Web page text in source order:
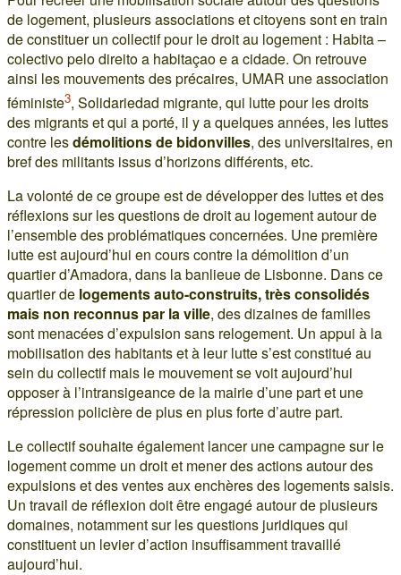
de logement, plusieurs associations et citoyens sont en train
de constituer un collectif pour le droit au logement : Habita –
colectivo pelo direito a habitaçao e a cidade. On retrouve
ainsi les mouvements des précaires, UMAR une association
féministe3, Solidariedad migrante, qui lutte pour les droits
des migrants et qui a porté, il y a quelques années, les luttes
contre lesdémolitions de bidonvilles, des universitaires, en
bref des militants issus d’horizons différents, etc.
La volonté de ce groupe est de développer des luttes et des
réflexions sur les questions de droit au logement autour de
l’ensemble des problématiques concernées. Une première
lutte est aujourd’hui en cours contre la démolition d’un
quartier d’Amadora, dans la banlieue de Lisbonne. Dans ce
quartier de logements auto-construits, très consolidés
mais non reconnus par la ville, des dizaines de familles
sont menacées d’expulsion sans relogement. Un appui à la
mobilisation des habitants et à leur lutte s’est constitué au
sein du collectif mais le mouvement se voit aujourd’hui
opposer à l’intransigeance de la mairie d’une part et une
répression policière de plus en plus forte d’autre part.
Le collectif souhaite également lancer une campagne sur le
logement comme un droit et mener des actions autour des
expulsions et des ventes aux enchères des logements saisis.
Un travail de réflexion doit être engagé autour de plusieurs
domaines, notamment sur les questions juridiques qui
constituent un levier d’action insuffisamment travaillé
aujourd’hui.